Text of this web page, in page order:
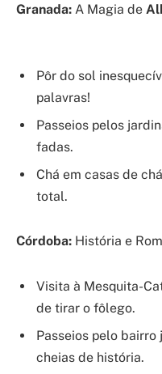
Granada: A Magia de
Pôr do sol
palavras!
Passeios pelos
fadas.
Chá em casas de
total.
Córdoba: História e
Visita à Mesquita-
de tirar o fôlego.
Passeios pelo bairro
cheias de história.